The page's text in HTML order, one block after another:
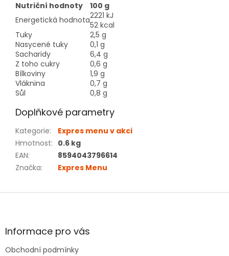
Nutriční hodnoty
100 g
Energetická hodnota2221 kJ
52 kcal
Tuky
2,5 g
Nasycené tuky
0,1 g
Sacharidy
6,4 g
Z toho cukry
0,6 g
Bílkoviny
1,9 g
Vláknina
0,7 g
Sůl
0,8 g
Doplňkové parametry
Kategorie:
Expres menu v akci
Hmotnost: 0.6 kg
EAN:
8594043796614
Značka: Expres Menu
Z
aInformace pro vás
Obchodní podmínky